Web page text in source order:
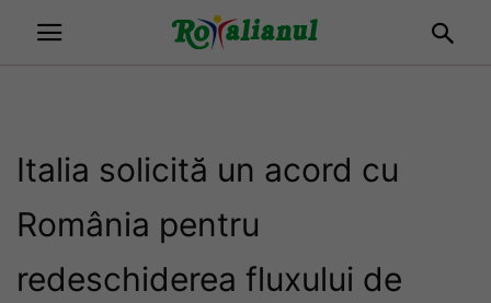
Italia solicită un acord cu
România pentru
redeschiderea fluxului de